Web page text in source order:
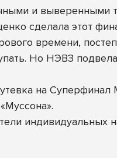
и выверенными
сделала этот
времени,
Но НЭВЗ
на
индивидуальных